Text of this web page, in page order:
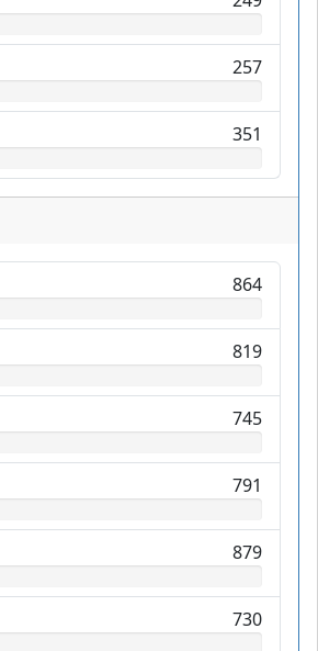
257
351
864
819
745
791
879
730